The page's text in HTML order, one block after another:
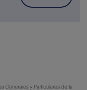
Generales y Particulares de la